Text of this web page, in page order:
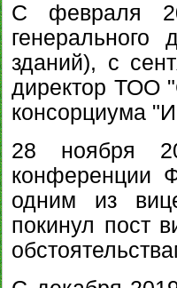
C февраля
зданий), с
директор ТОО
консорциума
28 ноября
конференции
одним из
покинул пост